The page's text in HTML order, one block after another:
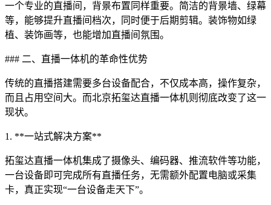
一个专业的直播间，背景布置同样重要。简洁的背景墙、绿幕
等，能够提升直播间档次，同时便于后期剪辑。装饰物如绿
植、装饰画等，也能增加直播间氛围。
### 二、直播一体机的革命性优势
传统的直播搭建需要多台设备配合，不仅成本高，操作复杂，
而且占用空间大。而北京拓玺达直播一体机则彻底改变了这一
现状。
1. **一站式解决方案**
拓玺达直播一体机集成了摄像头、编码器、推流软件等功能，
一台设备即可完成所有直播任务，无需额外配置电脑或采集
卡，真正实现“一台设备走天下”。